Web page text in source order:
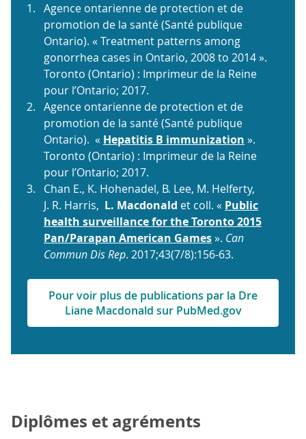
Agence ontarienne de protection et de
promotion de la santé (Santé publique
Ontario). « Treatment patterns among
gonorrhea cases in Ontario, 2008 to 2014 ».
Toronto (Ontario) : Imprimeur de la Reine
pour l’Ontario; 2017.
Agence ontarienne de protection et de
promotion de la santé (Santé publique
Ontario). « Hepatitis B immunization ».
Toronto (Ontario) : Imprimeur de la Reine
pour l’Ontario; 2017.
Chan E., K. Hohenadel, B. Lee, M. Helferty,
J. R. Harris, L. Macdonald et coll. « Public
health surveillance for the Toronto 2015
Pan/Parapan American Games». Can
Commun Dis Rep. 2017;43(7/8):156-63.
Pour voir plus de publications par la Dre
Liane Macdonald sur PubMed.gov
Diplômes et agréments